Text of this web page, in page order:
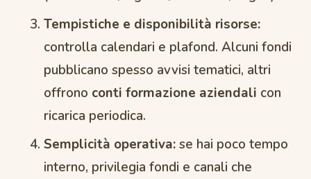
Tempistiche e disponibilità risorse:
controlla calendari e plafond. Alcuni fondi
pubblicano spesso avvisi tematici, altri
offrono conti formazione aziendali con
ricarica periodica.
Semplicità operativa:se hai poco tempo
interno, privilegia fondi e canali che